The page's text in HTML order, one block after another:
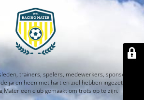
trainers, spelers, medewerkers, sponsors en
jaren heen met hart en ziel hebben ingezet. Jullie
Mater een club gemaakt om trots op te zijn.